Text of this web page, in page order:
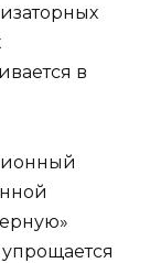
в